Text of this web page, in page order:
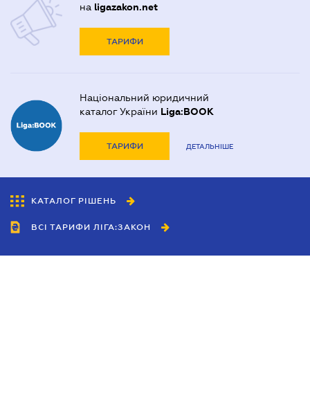
на ligazakon.net
ТАРИФИ
Національний юридичний
каталог України Liga:BOOK
ТАРИФИ ДЕТАЛЬНІШЕ
КАТАЛОГ РІШЕНЬ
ВСІ ТАРИФИ ЛІГА:ЗАКОН